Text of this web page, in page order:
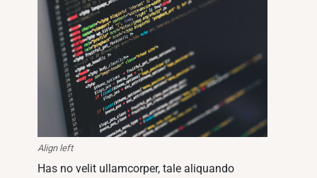
Align left
Has no velit ullamcorper, tale aliquando